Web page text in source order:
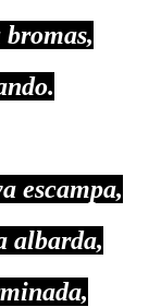
escampa,
albarda,